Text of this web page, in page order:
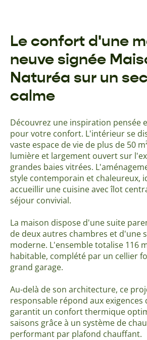
Le confort d'une
neuve signée
Naturéa sur un
calme
Découvrez une inspiration pensée
pour votre confort. L'intérieur se
vaste espace de vie de plus de 50
lumière et largement ouvert sur
grandes baies vitrées.
style contemporain et chaleureux,
accueillir une cuisine avec îlot
séjour convivial.
La maison dispose d'une suite
de deux autres chambres et d'une
moderne. L'ensemble totalise 116
habitable, complété par un cellier
grand garage.
Au-delà de son architecture, ce
responsable répond aux exigences
garantit un confort thermique
saisons grâce à un système de
performant par plafond chauffant.